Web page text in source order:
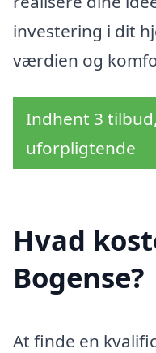
investering i dit
værdien og
Indhent 3
uforpligtende
Hvad
Bogense?
At finde en